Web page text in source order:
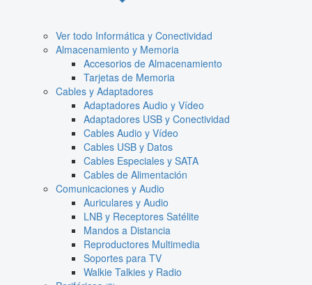
Ver todo Informática y Conectividad
Almacenamiento y Memoria
Accesorios de Almacenamiento
Tarjetas de Memoria
Cables y Adaptadores
Adaptadores Audio y Vídeo
Adaptadores USB y Conectividad
Cables Audio y Vídeo
Cables USB y Datos
Cables Especiales y SATA
Cables de Alimentación
Comunicaciones y Audio
Auriculares y Audio
LNB y Receptores Satélite
Mandos a Distancia
Reproductores Multimedia
Soportes para TV
Walkie Talkies y Radio